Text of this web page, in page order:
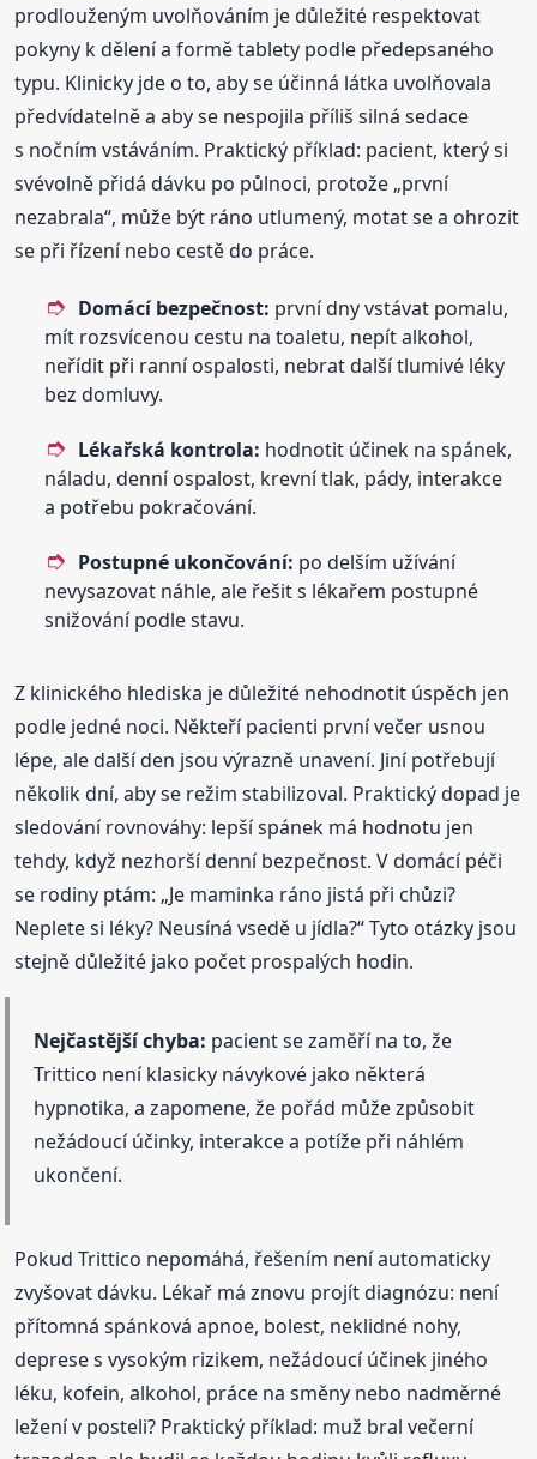
prodlouženým uvolňováním je důležité respektovat
pokyny k dělení a formě tablety podle předepsaného
typu. Klinicky jde o to, aby se účinná látka uvolňovala
předvídatelně a aby se nespojila příliš silná sedace
s nočním vstáváním. Praktický příklad: pacient, který si
svévolně přidá dávku po půlnoci, protože „první
nezabrala“, může být ráno utlumený, motat se a ohrozit
se při řízení nebo cestě do práce.
Domácí bezpečnost: první dny vstávat pomalu,
mít rozsvícenou cestu na toaletu, nepít alkohol,
neřídit při ranní ospalosti, nebrat další tlumivé léky
bez domluvy.
Lékařská kontrola: hodnotit účinek na spánek,
náladu, denní ospalost, krevní tlak, pády, interakce
a potřebu pokračování.
Postupné ukončování: po delším užívání
nevysazovat náhle, ale řešit s lékařem postupné
snižování podle stavu.
Z klinického hlediska je důležité nehodnotit úspěch jen
podle jedné noci. Někteří pacienti první večer usnou
lépe, ale další den jsou výrazně unavení. Jiní potřebují
několik dní, aby se režim stabilizoval. Praktický dopad je
sledování rovnováhy: lepší spánek má hodnotu jen
tehdy, když nezhorší denní bezpečnost. V domácí péči
se rodiny ptám: „Je maminka ráno jistá při chůzi?
Neplete si léky? Neusíná vsedě u jídla?“ Tyto otázky jsou
stejně důležité jako počet prospalých hodin.
Nejčastější chyba: pacient se zaměří na to, že
Trittico není klasicky návykové jako některá
hypnotika, a zapomene, že pořád může způsobit
nežádoucí účinky, interakce a potíže při náhlém
ukončení.
Pokud Trittico nepomáhá, řešením není automaticky
zvyšovat dávku. Lékař má znovu projít diagnózu: není
přítomná spánková apnoe, bolest, neklidné nohy,
deprese s vysokým rizikem, nežádoucí účinek jiného
léku, kofein, alkohol, práce na směny nebo nadměrné
ležení v posteli? Praktický příklad: muž bral večerní